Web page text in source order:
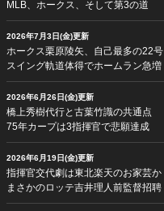
MLB、ホークス、そして第3の道
2026年7月3日(金)更新
ホークス栗原陵矢、自己最多の22号
スイング軌道体得でホームラン急増
2026年6月26日(金)更新
橋上秀樹代行と古葉竹識の共通点
75年カープは3指揮官で悲願達成
2026年6月19日(金)更新
指揮官交代劇は東北楽天のお家芸か
まさかのロッテ吉井理人前監督招聘